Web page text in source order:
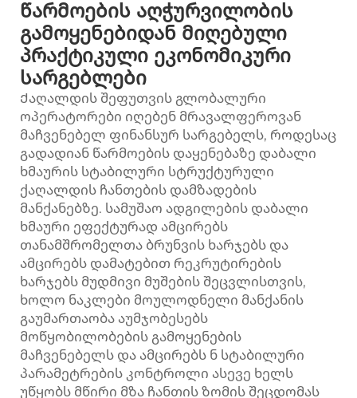
წარმოების აღჭურვილობის
გამოყენებიდან მიღებული
პრაქტიკული ეკონომიკური
სარგებლები
Ქაღალდის შეფუთვის გლობალური
ოპერატორები იღებენ მრავალფეროვან
მაჩვენებელ ფინანსურ სარგებელს, როდესაც
გადადიან წარმოების დაყენებაზე დაბალი
ხმაურის სტაბილური სტრუქტურული
ქაღალდის ჩანთების დამზადების
მანქანებზე. სამუშაო ადგილების დაბალი
ხმაური ეფექტურად ამცირებს
თანამშრომელთა ბრუნვის ხარჯებს და
ამცირებს დამატებით რეკრუტირების
ხარჯებს მუდმივი მუშების შეცვლისთვის,
ხოლო ნაკლები მოულოდნელი მანქანის
გაუმართაობა აუმჯობესებს
მოწყობილობების გამოყენების
მაჩვენებელს და ამცირებს ნ სტაბილური
პარამეტრების კონტროლი ასევე ხელს
უწყობს მწირი მზა ჩანთის ზომის შეცდომას